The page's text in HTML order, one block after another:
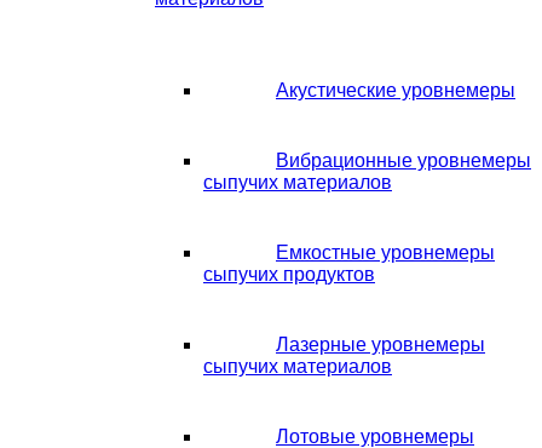
Акустические уровнемеры
Вибрационные уровнемеры
сыпучих материалов
Емкостные уровнемеры
сыпучих продуктов
Лазерные уровнемеры
сыпучих материалов
Лотовые уровнемеры